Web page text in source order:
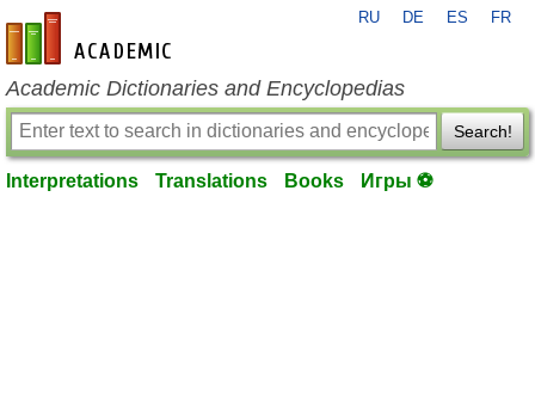
en-academic.com
RU DE ES FR
Academic Dictionaries and Encyclopedias
Search!
Interpretations Translations Books Игры ⚽